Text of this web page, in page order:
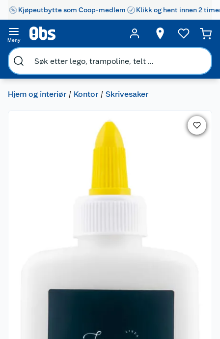
Kjøpeutbytte som Coop-medlem Klikk og hent innen 2
Meny
Hjem og interiør Kontor Skrivesaker